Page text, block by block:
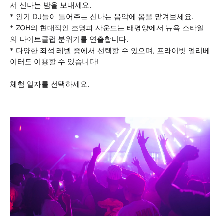
서 신나는 밤을 보내세요.
* 인기 DJ들이 틀어주는 신나는 음악에 몸을 맡겨보세요.
* ZOH의 현대적인 조명과 사운드는 태평양에서 뉴욕 스타일
의 나이트클럽 분위기를 연출합니다.
* 다양한 좌석 레벨 중에서 선택할 수 있으며, 프라이빗 엘리베
이터도 이용할 수 있습니다!
체험 일자를 선택하세요.